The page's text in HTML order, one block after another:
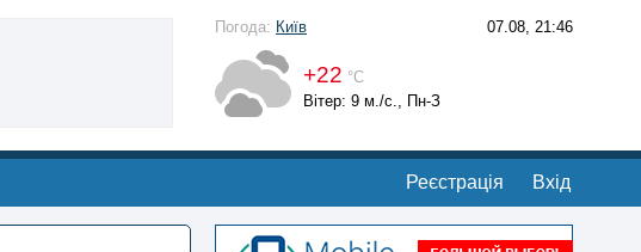
Погода: Київ 07.08, 21:46
+22 °С
Вітер: 9 м./с., Пн-З
Реєстрація Вхід